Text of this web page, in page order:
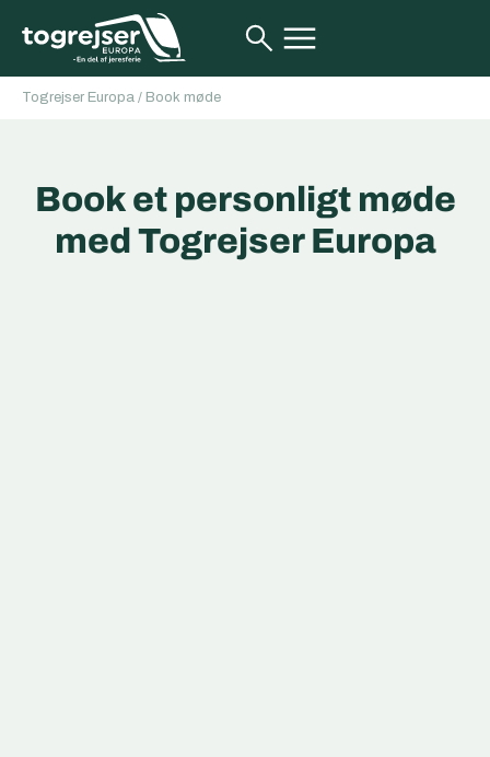
Togrejser Europa / Book møde
Book et personligt møde
med Togrejser Europa